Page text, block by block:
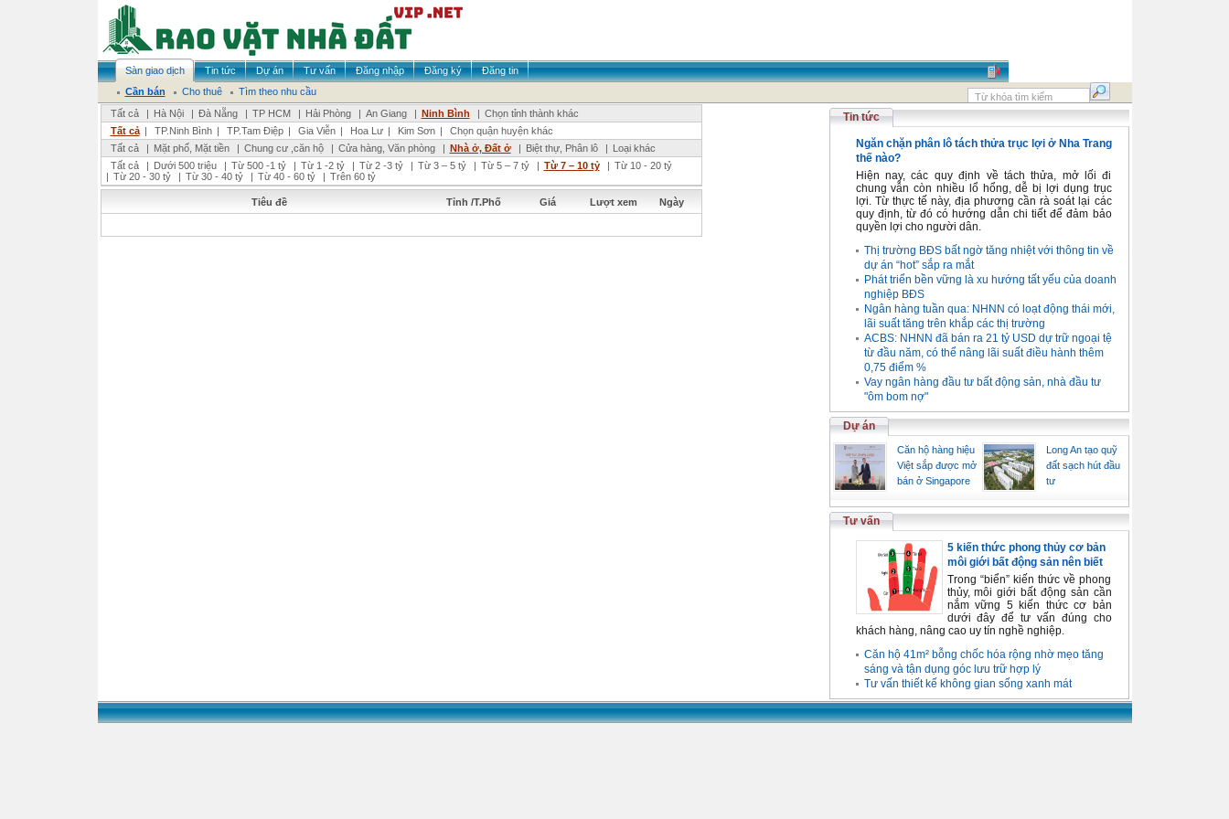
Sàn giao dịch Tin tức Dự án Tư vấn Đăng nhập Đăng ký
Đăng tin
Cần bán
Cho thuê
Tìm theo nhu cầu
Tất cả
| Hà Nội | Đà Nẵng | TP HCM | Hải Phòng | An Giang | Ninh Bình | Chọn tỉnh thành khác
Tất cả | TP.Ninh Bình | TP.Tam Điệp | Gia Viễn | Hoa Lư | Kim Sơn |
Chọn quận huyện khác
Tất cả
| Mặt phố, Mặt tiền | Chung cư ,căn hộ | Cửa hàng, Văn phòng | Nhà ở, Đất ở | Biệt thự, Phân lô | Loại khác
Tất cả
| Dưới 500 triệu | Từ 500 -1 tỷ | Từ 1 -2 tỷ | Từ 2 -3 tỷ | Từ 3 – 5 tỷ | Từ 5 – 7 tỷ | Từ 7 – 10 tỷ | Từ 10 - 20 tỷ
| Từ 20 - 30 tỷ | Từ 30 - 40 tỷ | Từ 40 - 60 tỷ | Trên 60 tỷ
Tiêu đề Tỉnh /T.Phố Giá Lượt xem Ngày
Tin tức
Ngăn chặn phân lô tách thửa trục lợi ở Nha Trang
thế nào?
Hiện nay, các quy định về tách thửa, mở lối đi
chung vẫn còn nhiều lổ hổng, dễ bị lợi dụng trục
lợi. Từ thực tế này, địa phương cần rà soát lại các
quy định, từ đó có hướng dẫn chi tiết để đảm bảo
quyền lợi cho người dân.
Thị trường BĐS bất ngờ tăng nhiệt với thông tin về
dự án “hot” sắp ra mắt
Phát triển bền vững là xu hướng tất yếu của doanh
nghiệp BĐS
Ngân hàng tuần qua: NHNN có loạt động thái mới,
lãi suất tăng trên khắp các thị trường
ACBS: NHNN đã bán ra 21 tỷ USD dự trữ ngoại tệ
từ đầu năm, có thể nâng lãi suất điều hành thêm
0,75 điểm %
Vay ngân hàng đầu tư bất động sản, nhà đầu tư
"ôm bom nợ"
Dự án
Căn hộ hàng hiệu
Việt sắp được mở
bán ở Singapore
Long An tạo quỹ
đất sạch hút đầu
tư
Tư vấn
5 kiến thức phong thủy cơ bản
môi giới bất động sản nên biết
Trong “biển” kiến thức về phong
thủy, môi giới bất động sản cần
nắm vững 5 kiến thức cơ bản
dưới đây để tư vấn đúng cho
khách hàng, nâng cao uy tín nghề nghiệp.
Căn hộ 41m² bỗng chốc hóa rộng nhờ mẹo tăng
sáng và tận dụng góc lưu trữ hợp lý
Tư vấn thiết kế không gian sống xanh mát